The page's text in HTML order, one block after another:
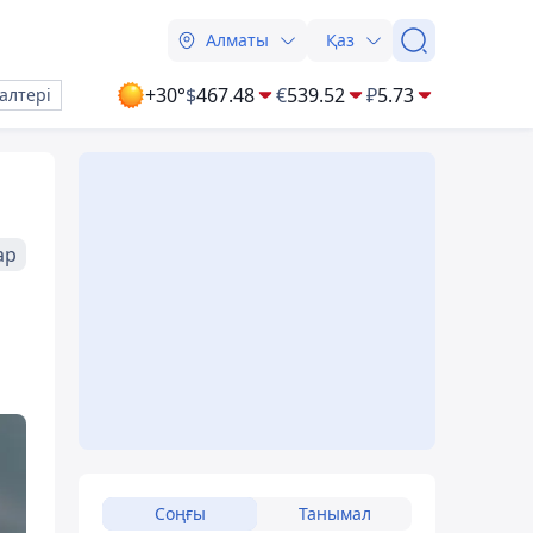
Алматы Қаз
+30°$467.48 €539.52 ₽5.73
Соңғы Танымал